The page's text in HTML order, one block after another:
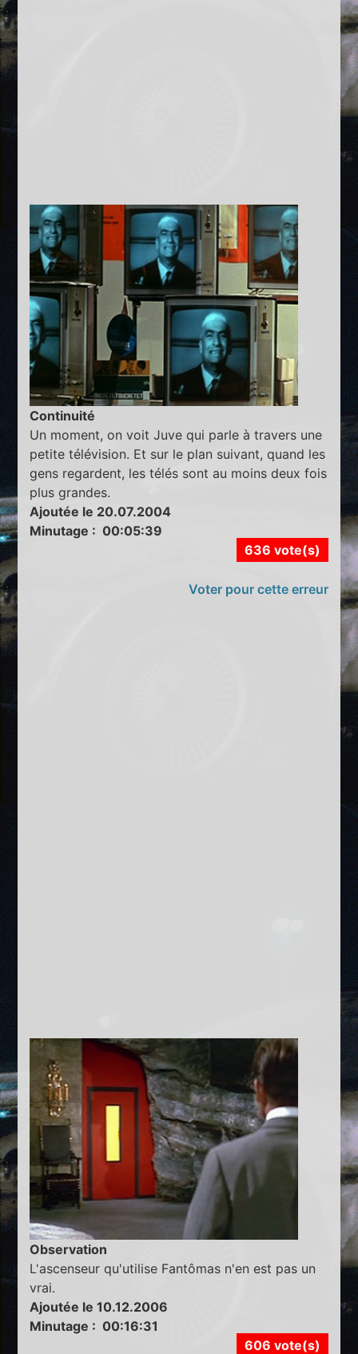
Continuité
Un moment, on voit Juve qui parle à travers une
petite télévision. Et sur le plan suivant, quand les
gens regardent, les télés sont au moins deux fois
plus grandes.
Ajoutée le 20.07.2004
Minutage : 00:05:39
636 vote(s)
Voter pour cette erreur
Observation
L'ascenseur qu'utilise Fantômas n'en est pas un
vrai.
Ajoutée le 10.12.2006
Minutage : 00:16:31
606 vote(s)